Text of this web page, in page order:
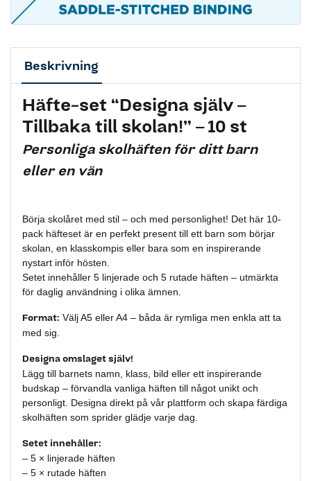
Beskrivning
Häfte-set “Designa själv –
Tillbaka till skolan!” – 10 st
Personliga skolhäften för ditt barn
eller en vän
Börja skolåret med stil – och med personlighet! Det här 10-
pack häfteset är en perfekt present till ett barn som börjar
skolan, en klasskompis eller bara som en inspirerande
nystart inför hösten.
Setet innehåller 5 linjerade och 5 rutade häften – utmärkta
för daglig användning i olika ämnen.
Format: Välj A5 eller A4 – båda är rymliga men enkla att ta
med sig.
Designa omslaget själv!
Lägg till barnets namn, klass, bild eller ett inspirerande
budskap – förvandla vanliga häften till något unikt och
personligt. Designa direkt på vår plattform och skapa färdiga
skolhäften som sprider glädje varje dag.
Setet innehåller:
– 5 × linjerade häften
– 5 × rutade häften